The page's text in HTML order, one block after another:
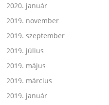
2020. január
2019. november
2019. szeptember
2019. július
2019. május
2019. március
2019. január